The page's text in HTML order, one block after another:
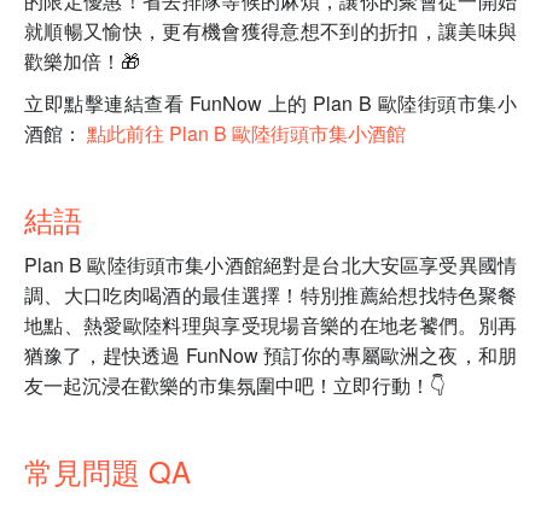
就順暢又愉快，更有機會獲得意想不到的折扣，讓美味與
歡樂加倍！🎁
立即點擊連結查看 FunNow 上的 Plan B 歐陸街頭市集小
酒館： 點此前往 Plan B 歐陸街頭市集小酒館
結語
Plan B 歐陸街頭市集小酒館絕對是台北大安區享受異國情
調、大口吃肉喝酒的最佳選擇！特別推薦給想找特色聚餐
地點、熱愛歐陸料理與享受現場音樂的在地老饕們。別再
猶豫了，趕快透過 FunNow 預訂你的專屬歐洲之夜，和朋
友一起沉浸在歡樂的市集氛圍中吧！立即行動！👇
常見問題 QA